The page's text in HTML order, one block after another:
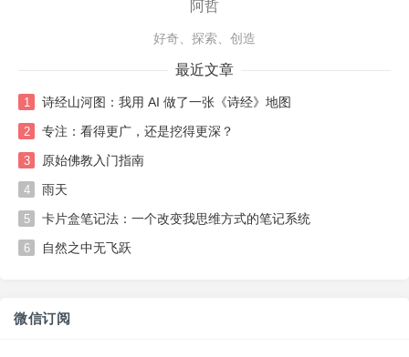
阿哲
好奇、探索、创造
最近文章
1 诗经山河图：我用 AI 做了一张《诗经》地图
2 专注：看得更广，还是挖得更深？
3 原始佛教入门指南
4 雨天
5 卡片盒笔记法：一个改变我思维方式的笔记系统
6 自然之中无飞跃
微信订阅